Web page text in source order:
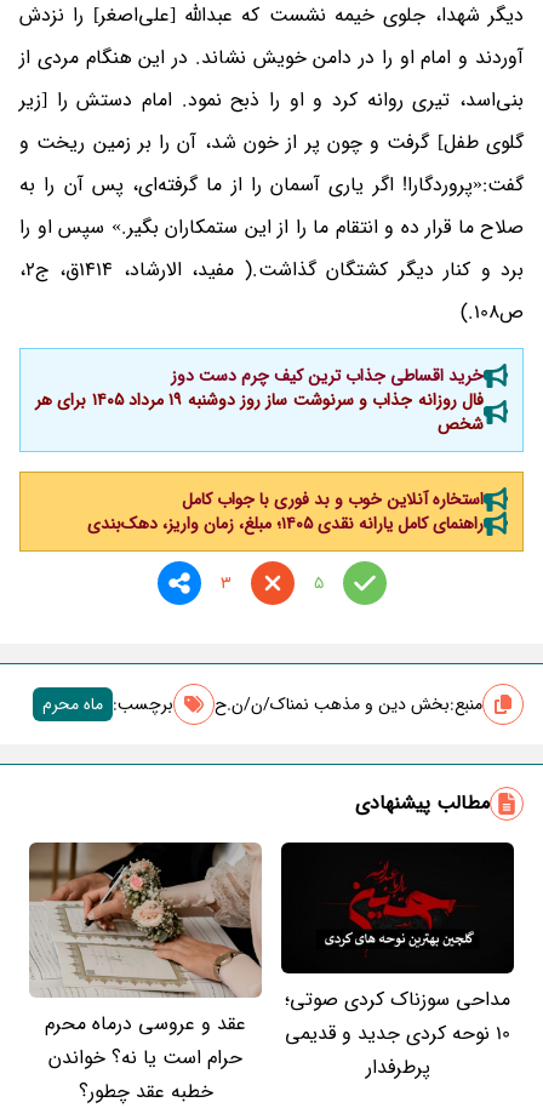
دیگر شهدا، جلوی خیمه نشست که عبدالله [علی‌اصغر] را نزدش
آوردند و امام او را در دامن خویش نشاند. در این هنگام مردی از
بنی‌اسد، تیری روانه کرد و او را ذبح نمود. امام دستش را [زیر
گلوی طفل] گرفت و چون پر از خون شد، آن را بر زمین ریخت و
گفت:«پروردگارا! اگر یاری آسمان را از ما گرفته‌ای، پس آن را به
صلاح ما قرار ده و انتقام ما را از این ستمکاران بگیر.» سپس او را
برد و کنار دیگر کشتگان گذاشت.( مفید، الارشاد، 1414ق، ج2،
ص108.)
خرید اقساطی جذاب ترین کیف چرم دست دوز
فال روزانه جذاب و سرنوشت ساز روز دوشنبه ۱۹ مرداد ۱۴۰۵ برای هر
شخص
استخاره آنلاین خوب و بد فوری با جواب کامل
راهنمای کامل یارانه نقدی ۱۴۰۵؛ مبلغ، زمان واریز، دهک‌بندی
5
3
منبع:بخش دین و مذهب نمناک/ن/ن.ح برچسب‌: ماه محرم
مطالب پیشنهادی
مداحی سوزناک کردی صوتی؛
10 نوحه کردی جدید و قدیمی
پرطرفدار
عقد و عروسی درماه محرم
حرام است یا نه؟ خواندن
خطبه عقد چطور؟